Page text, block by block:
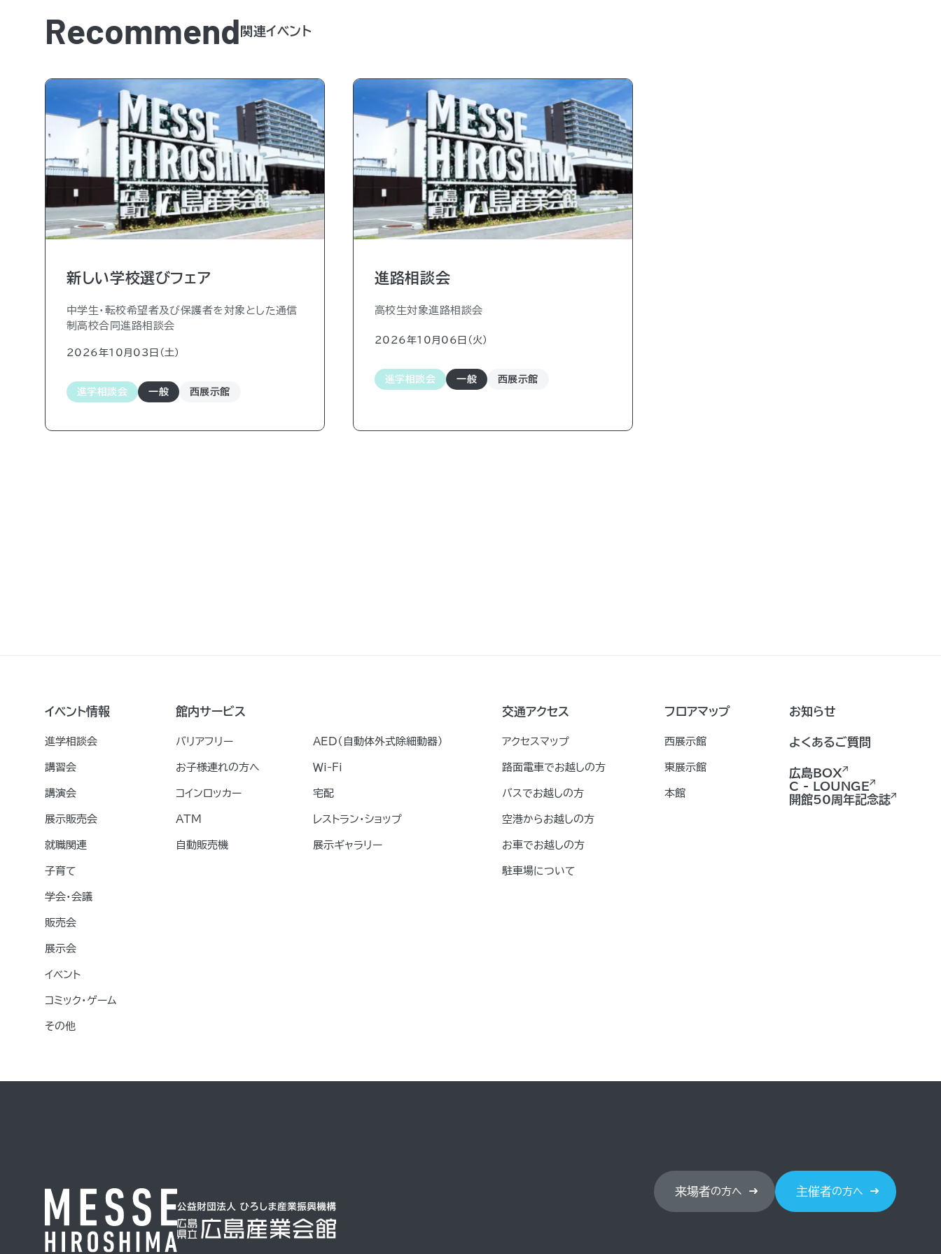
Recommend 関連イベント
新しい学校選びフェア
中学生・転校希望者及び保護者を対象とした通信
制高校合同進路相談会
2026年10月03日（土)
進学相談会 一般 西展示館
進路相談会
高校生対象進路相談会
2026年10月06日（火)
進学相談会 一般 西展示館
イベント情報
進学相談会
講習会
講演会
展示販売会
就職関連
子育て
学会・会議
販売会
展示会
イベント
コミック・ゲーム
その他
館内サービス
バリアフリー
お子様連れの方へ
コインロッカー
ATM
自動販売機
AED（自動体外式除細動器）
Ｗｉ-Ｆｉ
宅配
レストラン・ショップ
展示ギャラリー
交通アクセス
アクセスマップ
路面電車でお越しの方
バスでお越しの方
空港からお越しの方
お車でお越しの方
駐車場について
フロアマップ
西展示館
東展示館
本館
お知らせ
よくあるご質問
広島BOX
C - LOUNGE
開館50周年記念誌
来場者の方へ 主催者の方へ